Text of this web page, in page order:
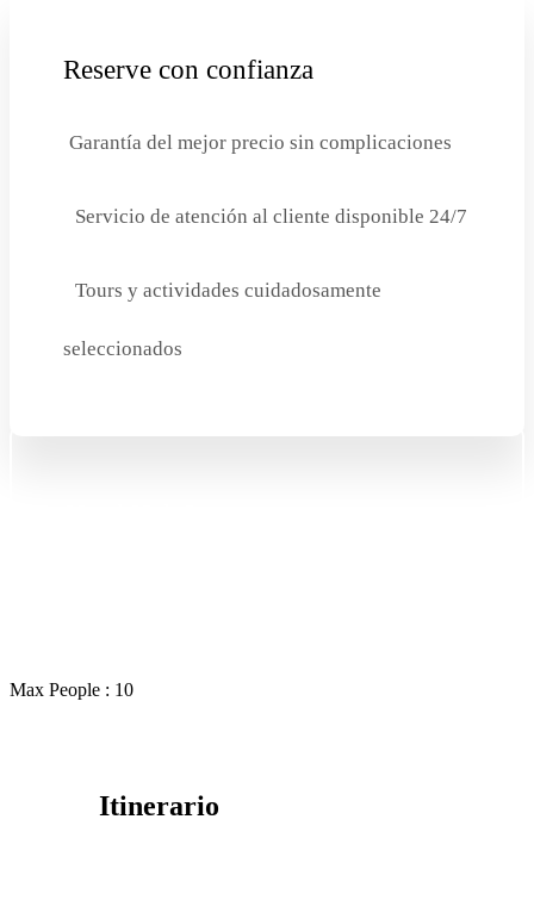
Reserve con confianza
Garantía del mejor precio sin complicaciones
Servicio de atención al cliente disponible 24/7
Tours y actividades cuidadosamente
seleccionados
Max People : 10
Itinerario